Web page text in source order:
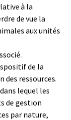
à la
de vue la
aux unités
de la
ressources.
lequel les
de gestion
par nature,